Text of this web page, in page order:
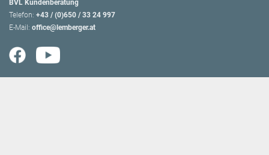
BVL Kundenberatung
Telefon: +43 / (0)650 / 33 24 997
E-Mail: office@lemberger.at